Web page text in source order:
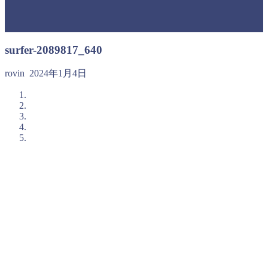
surfer-2089817_640
rovin 2024年1月4日